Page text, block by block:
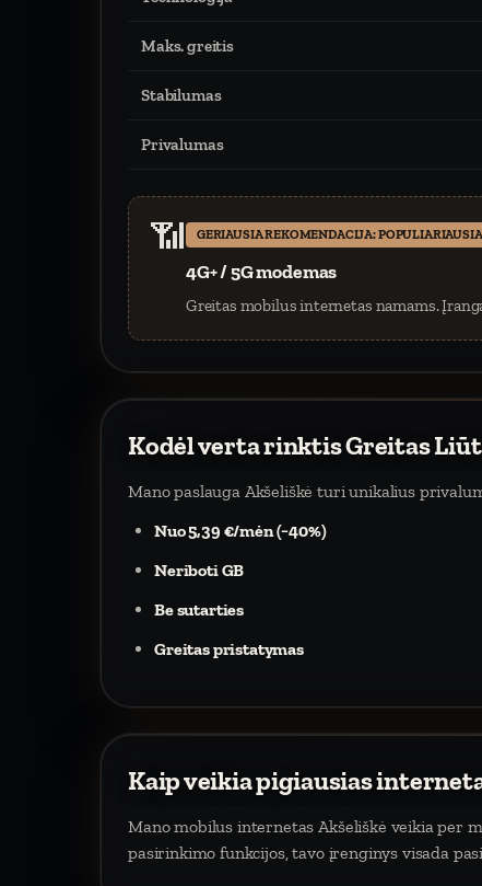
Maks. greitis
Stabilumas
Privalumas
📶 GERIAUSIA REKOMENDACIJA:
4G+ / 5G modemas
Greitas mobilus internetas namams.
Kodėl verta rinktis Greitas
Mano paslauga Akšeliškė turi unikalius
Nuo 5,39 €/mėn (−40%)
Neriboti GB
Be sutarties
Greitas pristatymas
Kaip veikia pigiausias
Mano mobilus internetas Akšeliškė veikia per
pasirinkimo funkcijos, tavo įrenginys visada